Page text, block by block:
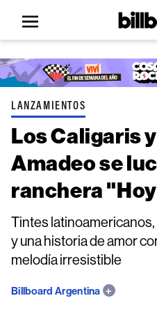
Open
menu
LANZAMIENTOS
Los Caligaris
Amadeo se
ranchera
Tintes
y una historia de amor
melodía irresistible
Billboard Argentina